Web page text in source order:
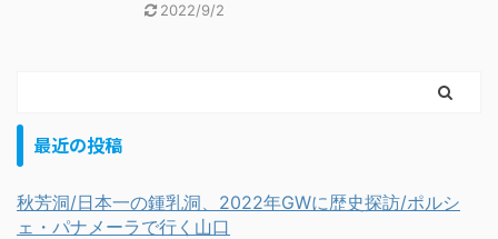
2022/9/2
最近の投稿
秋芳洞/日本一の鍾乳洞、2022年GWに歴史探訪/ポルシ
ェ・パナメーラで行く山口